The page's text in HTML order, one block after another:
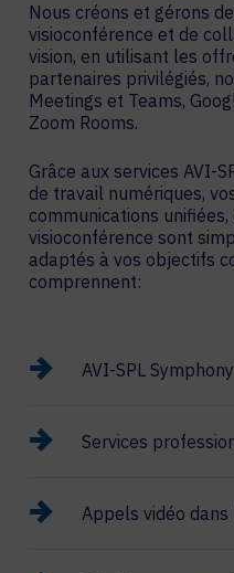
Nous créons et gérons
visioconférence et de
vision, en utilisant les
partenaires privilégiés,
Meetings et Teams,
Zoom Rooms.
Grâce aux services AVI-
de travail numériques,
communications
visioconférence sont
adaptés à vos objectifs
comprennent:
AVI-SPL Symphony
Services
Appels vidéo dans